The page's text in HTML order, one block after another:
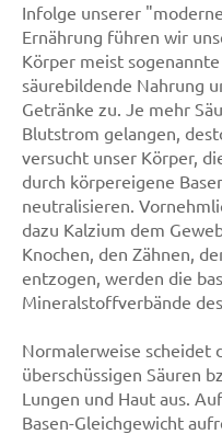
Infolge unserer
Ernährung führen wir
Körper meist sogenannte
säurebildende Nahrung
Getränke zu. Je mehr
Blutstrom gelangen,
versucht unser Körper,
durch körpereigene
neutralisieren.
dazu Kalzium dem
Knochen, den Zähnen,
entzogen, werden die
Mineralstoffverbände
Normalerweise scheidet
überschüssigen Säuren
Lungen und Haut aus.
Basen-Gleichgewicht